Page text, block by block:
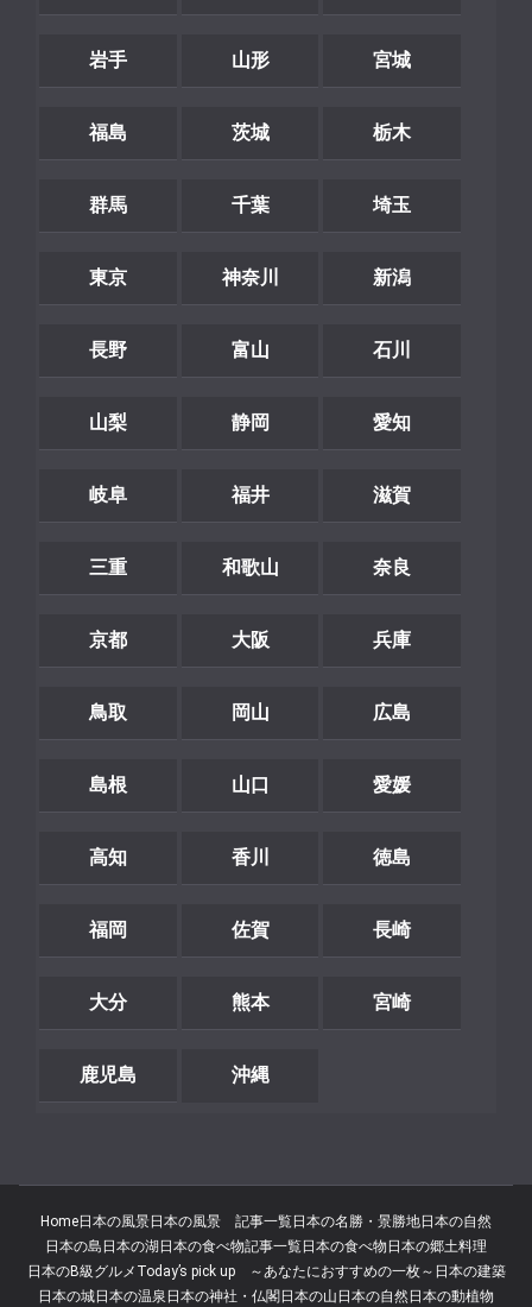
岩手 山形 宮城
福島 茨城 栃木
群馬 千葉 埼玉
東京 神奈川 新潟
長野 富山 石川
山梨 静岡 愛知
岐阜 福井 滋賀
三重 和歌山 奈良
京都 大阪 兵庫
鳥取 岡山 広島
島根 山口 愛媛
高知 香川 徳島
福岡 佐賀 長崎
大分 熊本 宮崎
鹿児島 沖縄
Home日本の風景日本の風景 記事一覧日本の名勝・景勝地日本の自然
日本の島 日本の湖日本の食べ物記事一覧日本の食べ物 日本の郷土料理
日本のB級グルメ Today’s pick up ～あなたにおすすめの一枚～ 日本の建築
日本の城日本の温泉 日本の神社・仏閣日本の山 日本の自然日本の動植物